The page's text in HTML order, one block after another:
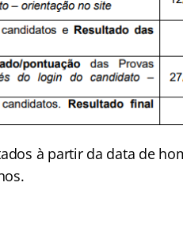
à partir da data de